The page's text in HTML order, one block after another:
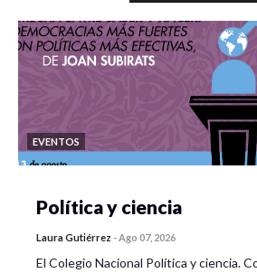
EVENTOS
Política y ciencia
Laura Gutiérrez -Ago 07, 2026
El Colegio Nacional Política y ciencia.